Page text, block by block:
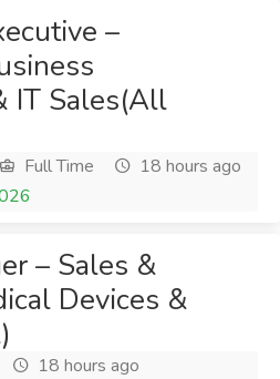
–
IT Sales(All
Full Time
18 hours ago
– Sales &
Devices &
18 hours ago